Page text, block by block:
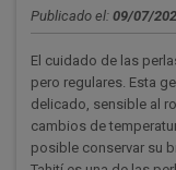
Publicado el: 09/07/
El cuidado de las
pero regulares. Esta
delicado, sensible al
cambios de
posible conservar su